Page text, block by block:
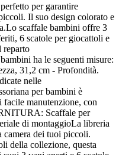
per garantire
Il suo design colorato e
scaffale bambini offre 3
6 scatole per giocattoli e
reparto
ha le seguenti misure:
31,2 cm - Profondità.
nelle
per bambini è
manutenzione, con
Scaffale per
di montaggioLa libreria
camera dei tuoi piccoli.
della collezione, questa